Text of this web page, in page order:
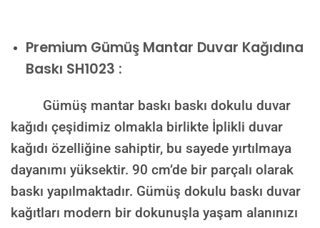
Premium Gümüş Mantar Duvar Kağıdına
Baskı SH1023 :
Gümüş mantar baskı baskı dokulu duvar
kağıdı çeşidimiz olmakla birlikte İplikli duvar
kağıdı özelliğine sahiptir, bu sayede yırtılmaya
dayanımı yüksektir. 90 cm’de bir parçalı olarak
baskı yapılmaktadır. Gümüş dokulu baskı duvar
kağıtları modern bir dokunuşla yaşam alanınızı